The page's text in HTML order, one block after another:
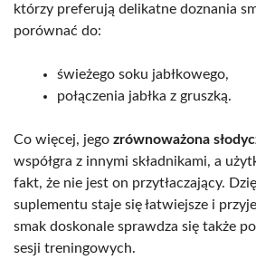
którzy preferują delikatne doznania
porównać do:
świeżego soku jabłkowego,
połączenia jabłka z gruszką.
Co więcej, jego zrównoważona
współgra z innymi składnikami, a
fakt, że nie jest on przytłaczający.
suplementu staje się łatwiejsze i
smak doskonale sprawdza się także
sesji treningowych.